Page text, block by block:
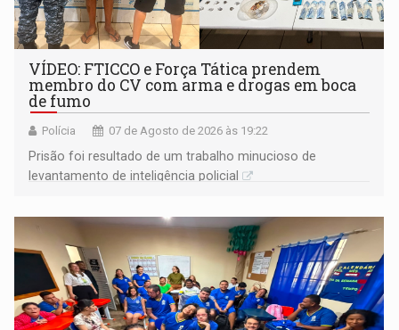
VÍDEO: FTICCO e Força Tática prendem
membro do CV com arma e drogas em boca
de fumo
Polícia 07 de Agosto de 2026 às 19:22
Prisão foi resultado de um trabalho minucioso de
levantamento de inteligência policial